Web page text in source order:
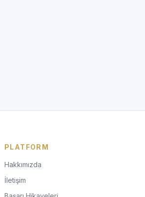
PLATFORM
Hakkımızda
İletişim